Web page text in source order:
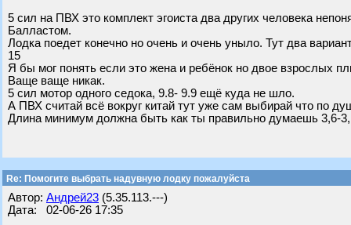
5 сил на ПВХ это комплект эгоиста два других человека
Балластом.
Лодка поедет конечно но очень и очень уныло. Тут два
15
Я бы мог понять если это жена и ребёнок но двое взрослых
Ваще ваще никак.
5 сил мотор одного седока, 9.8- 9.9 ещё куда не шло.
А ПВХ считай всё вокруг китай тут уже сам выбирай что по
Длина минимум должна быть как ты правильно думаешь 3,6-
Re: Помогите выбрать надувную лодку пожалуйста
Автор: Андрей23 (5.35.113.---)
Дата: 02-06-26 17:35